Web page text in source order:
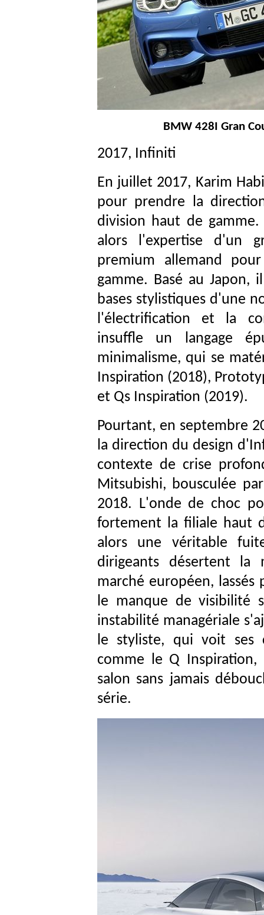
BMW 428I Gran
2017, Infiniti
En juillet 2017, Karim
pour prendre la
division haut de
alors l'expertise d'un
premium allemand
gamme. Basé au Japon,
bases stylistiques d'une
l'électrification et la
insuffle un langage
minimalisme, qui se
Inspiration (2018),
et Qs Inspiration (2019).
Pourtant, en septembre
la direction du design
contexte de crise
Mitsubishi, bousculée
2018. L'onde de choc
fortement la filiale haut
alors une véritable
dirigeants désertent
marché européen,
le manque de visibilité
instabilité managériale
le styliste, qui voit ses
comme le Q
salon sans jamais
série.